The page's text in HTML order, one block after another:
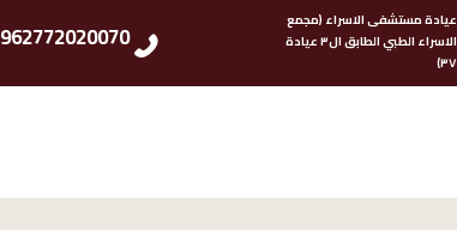
عيادة مستشفى الاسراء (مجمع
الاسراء الطبي الطابق ال٣ عيادة
٣٧)
962772020070+